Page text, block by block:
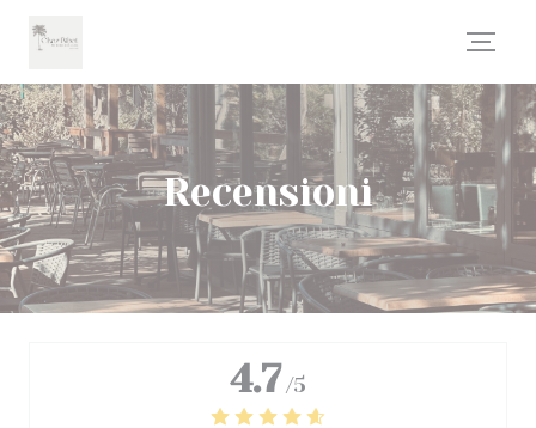
Recensioni
4.7 /5